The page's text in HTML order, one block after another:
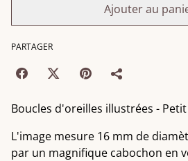
Ajouter au
PARTAGER
Boucles d'oreilles illustrées -
L'image mesure 16 mm de
par un magnifique cabochon en